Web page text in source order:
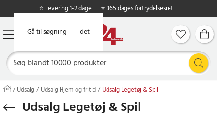
Gå til hovedindholdet
Gå til søgning
⭐ Levering 1-2 dage ⭐ 365 dages fortrydelsesret
Udsalg Udsalg Hjem og fritid Udsalg Legetøj & Spil
Udsalg Legetøj & Spil